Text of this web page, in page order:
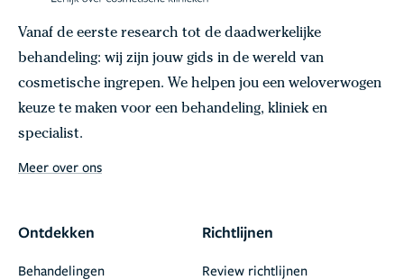
Vanaf de eerste research tot de daadwerkelijke
behandeling: wij zijn jouw gids in de wereld van
cosmetische ingrepen. We helpen jou een weloverwogen
keuze te maken voor een behandeling, kliniek en
specialist.
Meer over ons
Ontdekken
Behandelingen
Richtlijnen
Review richtlijnen